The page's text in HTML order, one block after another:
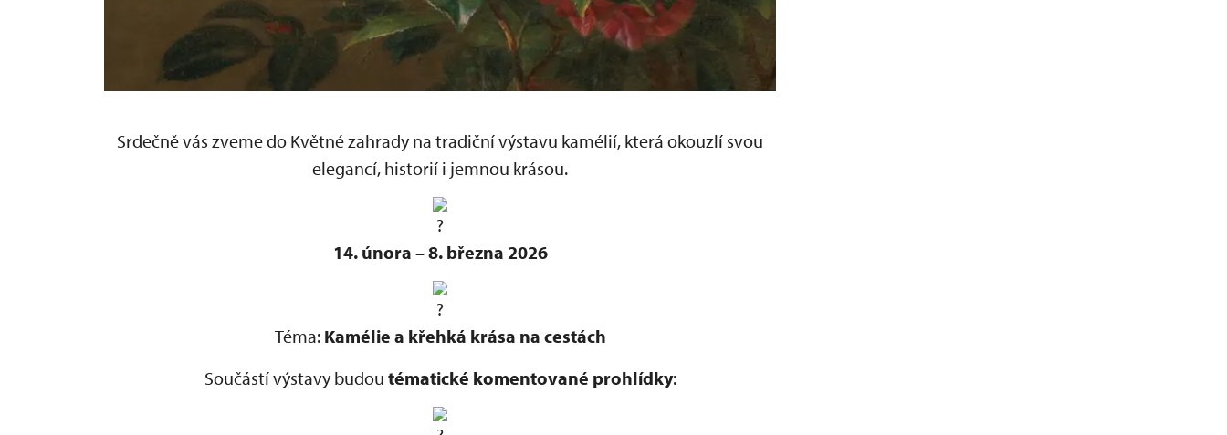
Srdečně vás zveme do Květné zahrady na tradiční výstavu kamélií, která okouzlí svou
elegancí, historií i jemnou krásou.
14. února – 8. března 2026
Téma: Kamélie a křehká krása na cestách
Součástí výstavy budou tématické komentované prohlídky: